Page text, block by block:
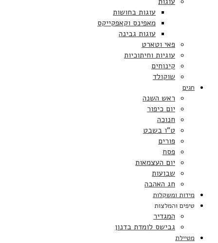
עוגות בחושות
מאפינס וקאפקייקס
עוגות גבינה
פאי וטארט
עוגיות וחיתוכיות
קינוחים
שוקולד
חגים
ראש השנה
יום כיפור
חנוכה
ט”ו בשבט
פורים
פסח
יום העצמאות
שבועות
חג האהבה
מידות ומשקלות
טיפים והמלצות
המגדיר
גבישס לומדת בדנון
מטיילת